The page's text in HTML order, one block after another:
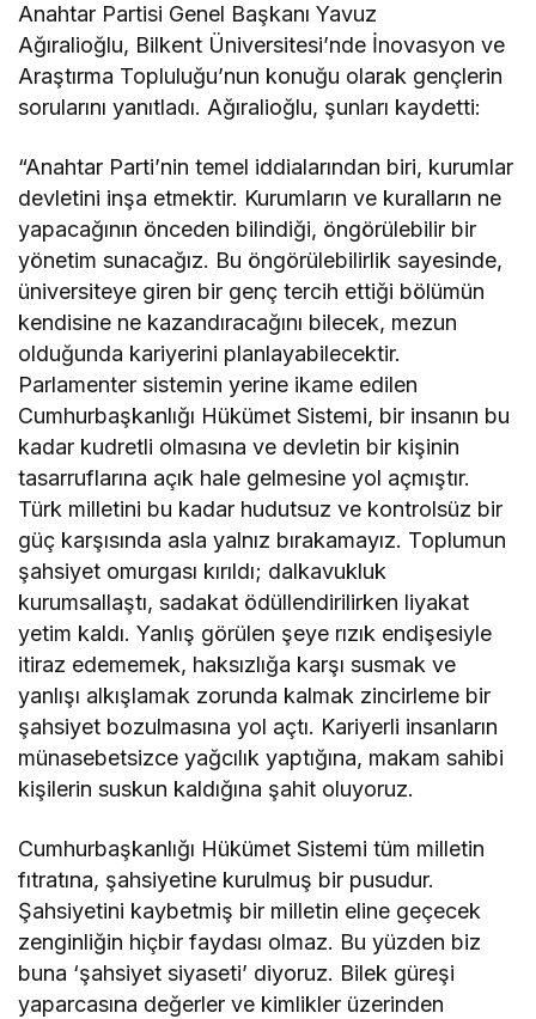
Anahtar Partisi Genel Başkanı Yavuz
Ağıralioğlu, Bilkent Üniversitesi’nde İnovasyon ve
Araştırma Topluluğu’nun konuğu olarak gençlerin
sorularını yanıtladı. Ağıralioğlu, şunları kaydetti:
“Anahtar Parti’nin temel iddialarından biri, kurumlar
devletini inşa etmektir. Kurumların ve kuralların ne
yapacağının önceden bilindiği, öngörülebilir bir
yönetim sunacağız. Bu öngörülebilirlik sayesinde,
üniversiteye giren bir genç tercih ettiği bölümün
kendisine ne kazandıracağını bilecek, mezun
olduğunda kariyerini planlayabilecektir.
Parlamenter sistemin yerine ikame edilen
Cumhurbaşkanlığı Hükümet Sistemi, bir insanın bu
kadar kudretli olmasına ve devletin bir kişinin
tasarruflarına açık hale gelmesine yol açmıştır.
Türk milletini bu kadar hudutsuz ve kontrolsüz bir
güç karşısında asla yalnız bırakamayız. Toplumun
şahsiyet omurgası kırıldı; dalkavukluk
kurumsallaştı, sadakat ödüllendirilirken liyakat
yetim kaldı. Yanlış görülen şeye rızık endişesiyle
itiraz edememek, haksızlığa karşı susmak ve
yanlışı alkışlamak zorunda kalmak zincirleme bir
şahsiyet bozulmasına yol açtı. Kariyerli insanların
münasebetsizce yağcılık yaptığına, makam sahibi
kişilerin suskun kaldığına şahit oluyoruz.
Cumhurbaşkanlığı Hükümet Sistemi tüm milletin
fıtratına, şahsiyetine kurulmuş bir pusudur.
Şahsiyetini kaybetmiş bir milletin eline geçecek
zenginliğin hiçbir faydası olmaz. Bu yüzden biz
buna ‘şahsiyet siyaseti’ diyoruz. Bilek güreşi
yaparcasına değerler ve kimlikler üzerinden